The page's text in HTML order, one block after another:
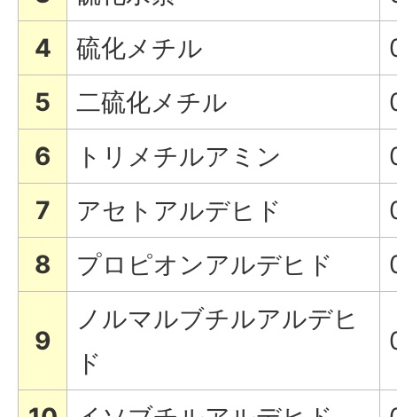
4
硫化メチル
5
二硫化メチル
6
トリメチルアミン
7
アセトアルデヒド
8
プロピオンアルデヒド
9
ノルマルブチルアルデヒ
ド